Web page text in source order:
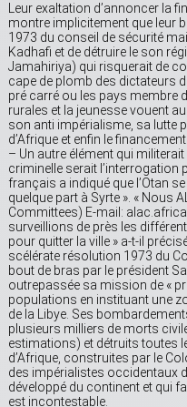
Leur exaltation d’annoncer la
montre implicitement que leur
1973 du conseil de sécurité
Kadhafi et de détruire le son
Jamahiriya) qui risquerait de
cape de plomb des dictateurs
pré carré ou les pays membre
rurales et la jeunesse vouent
son anti impérialisme, sa lutte
d’Afrique et enfin le
– Un autre élément qui
criminelle serait l’interrogation
français a indiqué que l’Otan
quelque part à Syrte ». « Nous
Committees) E-mail:
surveillions de près les
pour quitter la ville » a-t-il
scélérate résolution 1973 du
bout de bras par le président
outrepassée sa mission de «
populations en instituant une
de la Libye. Ses
plusieurs milliers de morts
estimations) et détruits toutes
d’Afrique, construites par le
des impérialistes occidentaux
développé du continent et qui
est incontestable.